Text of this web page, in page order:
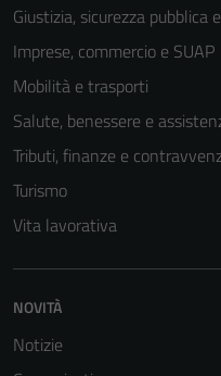
Giustizia, sicurezza pubblica
Imprese, commercio e SUAP
Mobilità e trasporti
Salute, benessere e
Tributi, finanze e
Turismo
Vita lavorativa
NOVITÀ
Notizie